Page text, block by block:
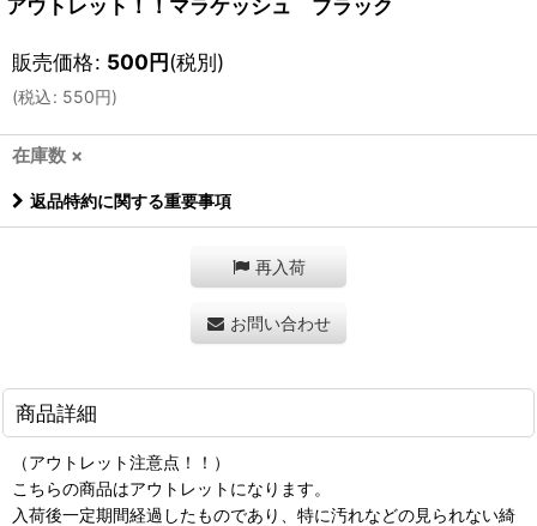
アウトレット！！マラケッシュ ブラック
販売価格: 500円(税別)
(税込: 550円)
在庫数 ×
返品特約に関する重要事項
再入荷
お問い合わせ
商品詳細
（アウトレット注意点！！）
こちらの商品はアウトレットになります。
入荷後一定期間経過したものであり、特に汚れなどの見られない綺